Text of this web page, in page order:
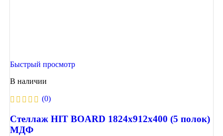
Быстрый просмотр
В наличии
(0)
Стеллаж HIT BOARD 1824х912х400 (5 полок)
МДФ